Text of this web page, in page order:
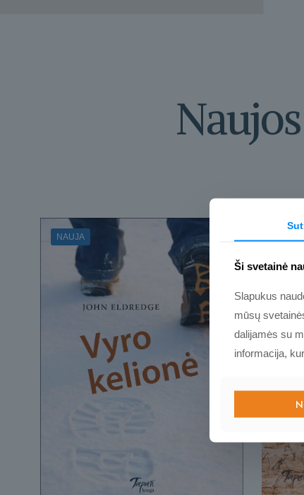
NAUJA
Ši svetainė
Slapukus
mūsų
dalijamės su
informacija,